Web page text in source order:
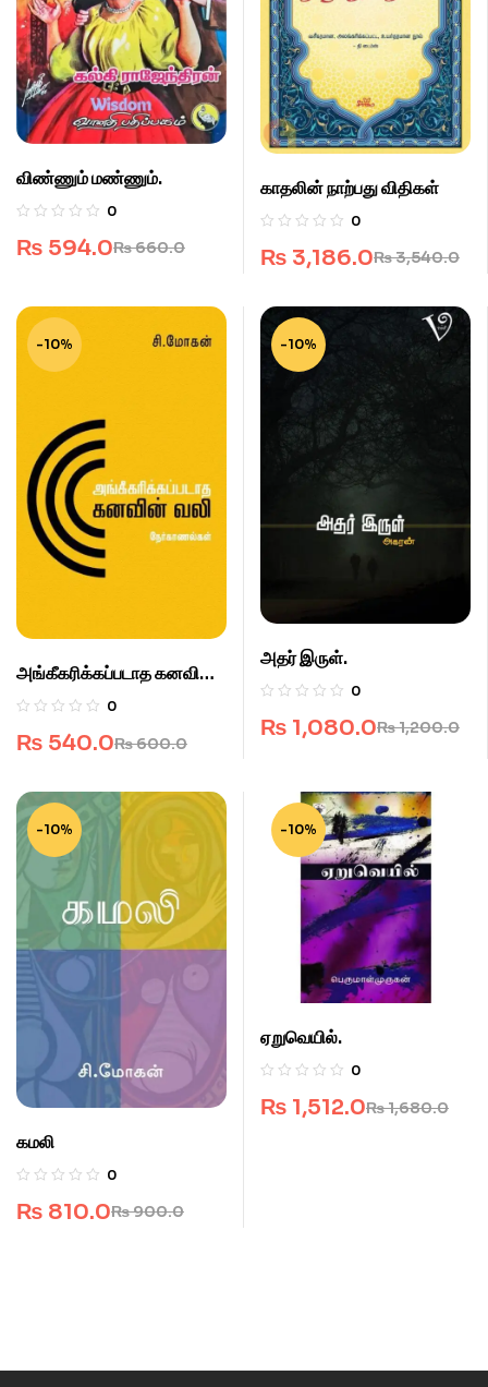
விண்ணும் மண்ணும்.
0
₨660.0
₨ 594.0
காதலின் நாற்பது விதிகள்
0
₨3,540.0
₨ 3,186.0
-10%
அங்கீகரிக்கப்படாத கனவின்
வலி.
0
₨600.0
₨ 540.0
-10%
அதர் இருள்.
0
₨1,200.0
₨ 1,080.0
-10%
கமலி
0
₨900.0
₨ 810.0
-10%
ஏறுவெயில்.
0
₨1,680.0
₨ 1,512.0